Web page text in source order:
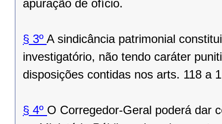
apuração de ofício.
§ 3º A sindicância patrimonial
investigatório, não tendo caráter
disposições contidas nos arts. 118 a
§ 4º O Corregedor-Geral poderá dar